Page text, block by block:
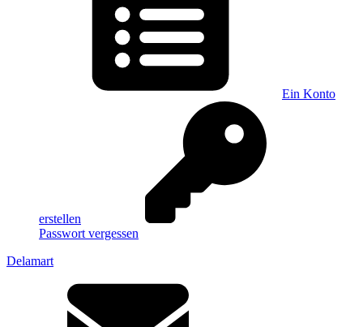
Ein Konto
erstellen
Passwort vergessen
Delamart